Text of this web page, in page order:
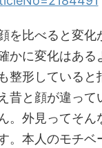
を比べると変化
かに変化はある
整形していると
昔と顔が違って
。外見ってそん
。本人のモチベ